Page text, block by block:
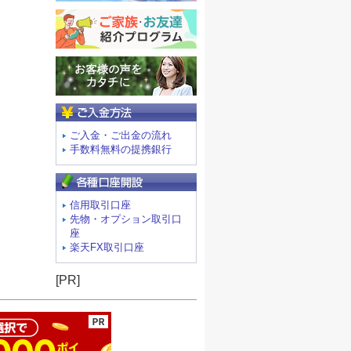
ご入金・ご出金の流れ
手数料無料の提携銀行
信用取引口座
先物・オプション取引口
座
楽天FX取引口座
[PR]